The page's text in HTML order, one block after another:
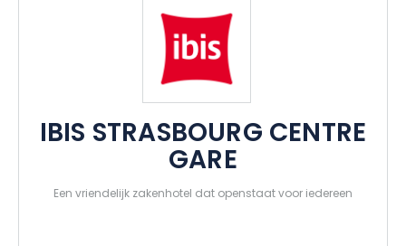
IBIS STRASBOURG CENTRE
GARE
Een vriendelijk zakenhotel dat openstaat voor iedereen